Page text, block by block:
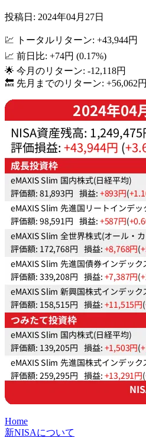
投稿日: 2024年04月27日
💹 トータルリターン: +43,944円
📈 前日比: +74円 (0.17%)
🌟 今月のリターン: -12,118円
🔙 先月までのリターン: +56,062円
Home
新NISAについて